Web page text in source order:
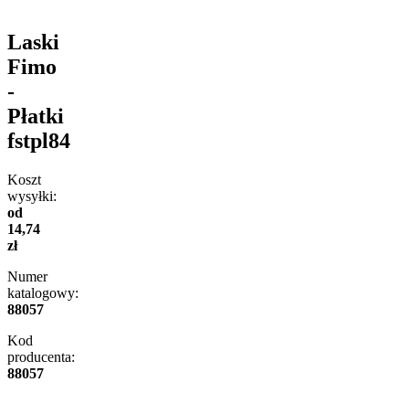
Laski
Fimo
-
Płatki
fstpl84
Koszt
wysyłki:
od
14,74
zł
Numer
katalogowy:
88057
Kod
producenta:
88057